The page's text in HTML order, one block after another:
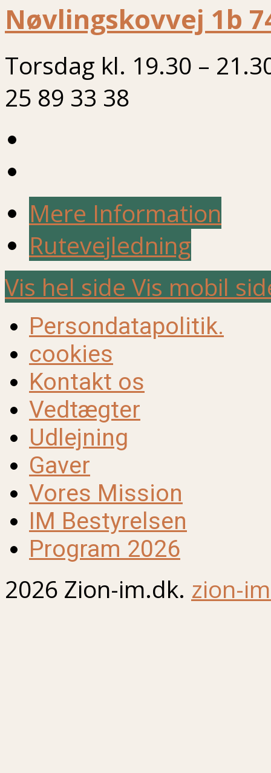
Nøvlingskovvej 1b
Torsdag kl. 19.30 –
25 89 33 38
Mere Information
Rutevejledning
Vis hel side Vis mobil
Persondatapolitik.
cookies
Kontakt os
Vedtægter
Udlejning
Gaver
Vores Mission
IM Bestyrelsen
Program 2026
2026 Zion-im.dk. zion-